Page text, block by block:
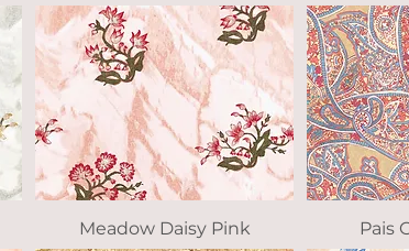
Vista rápida
Meadow Daisy Pink Pais